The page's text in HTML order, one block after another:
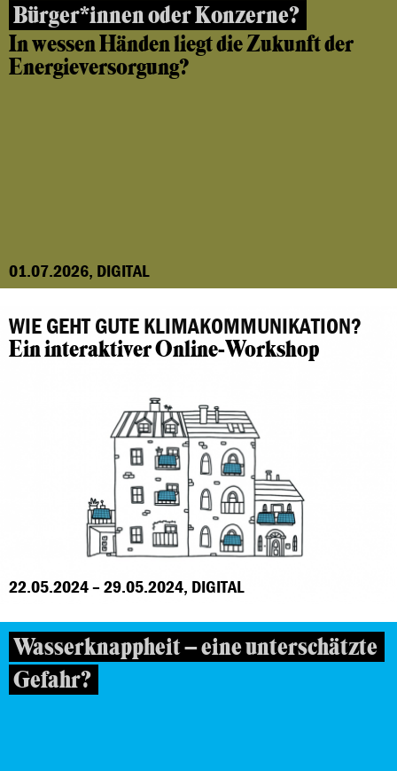
Bürger*innen oder Konzerne?
In wessen Händen liegt die Zukunft der
Energieversorgung?
01.07.2026, DIGITAL
WIE GEHT GUTE KLIMAKOMMUNIKATION?
Ein interaktiver Online-Workshop
22.05.2024 – 29.05.2024, DIGITAL
Wasserknappheit – eine unterschätzte
Gefahr?